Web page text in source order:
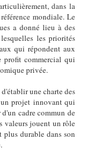
dans la
mondiale. Le
a donné lieu à des
les priorités
qui répondent aux
profit commercial qui
privée.
une charte des
projet innovant qui
cadre commun de
valeurs jouent un rôle
durable dans son